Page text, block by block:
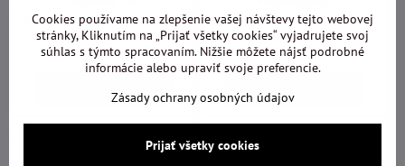
Vratidlo so 1/4" štvorhranom, dĺžka
105mm, PROXXON 23 704
3,19 €
úchyt 1/4" (6,3mm), 105mm, Tona
Expert
6,11 €
Cookies používame na zlepšenie vašej návštevy tejto webovej
stránky, Kliknutím na „Prijať všetky cookies“ vyjadrujete svoj
súhlas s týmto spracovaním. Nižšie môžete nájsť podrobné
informácie alebo upraviť svoje preferencie.
Zásady ochrany osobných údajov
Prijať všetky cookies